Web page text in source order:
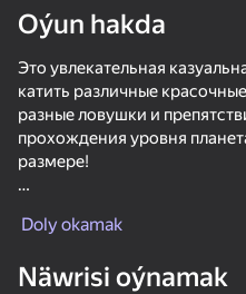
Bu oýun
ugry
Oýun hakda
Это увлекательная
катить различные
разные ловушки и
прохождения уровня
размере!
добавляются новые
все препятствия и
Doly okamak
Näwrisi oýnamak